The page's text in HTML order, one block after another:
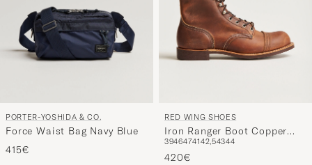
PORTER-YOSHIDA & CO.
Force Waist Bag Navy Blue
415€
RED WING SHOES
Iron Ranger Boot Copper
Rough/Though Leather
3946474142,54344
420€